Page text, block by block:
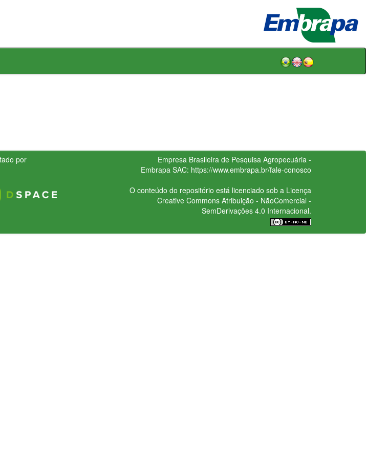
por
Empresa Brasileira de Pesquisa Agropecuária -
Embrapa SAC: https://www.embrapa.br/fale-conosco
O conteúdo do repositório está licenciado sob a Licença
Creative CommonsAtribuição - NãoComercial -
SemDerivações 4.0 Internacional.